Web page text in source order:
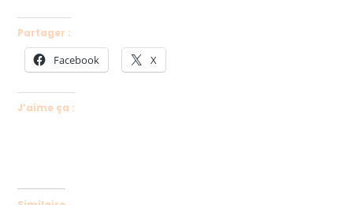
Partager :
Facebook X
J’aime ça :